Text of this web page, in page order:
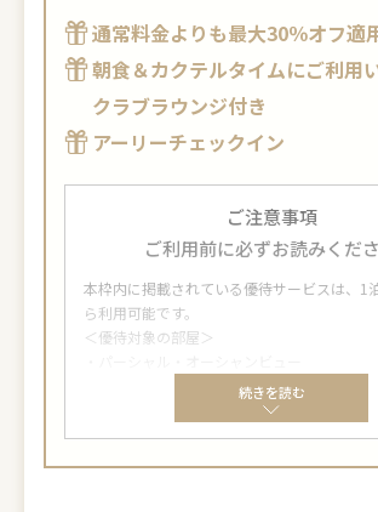
通常料金よりも最大30％オフ適
朝食＆カクテルタイムにご利用
クラブラウンジ付き
アーリーチェックイン
ご注意事項
ご利用前に必ずお読みくだ
本枠内に掲載されている優待サービスは、1
ら利用可能です。
＜優待対象の部屋＞
・パシフィックタワー・オーシャンビュー
・オーシャンタワー・オーシャンビュー
・オーシャンフロント
続きを読む